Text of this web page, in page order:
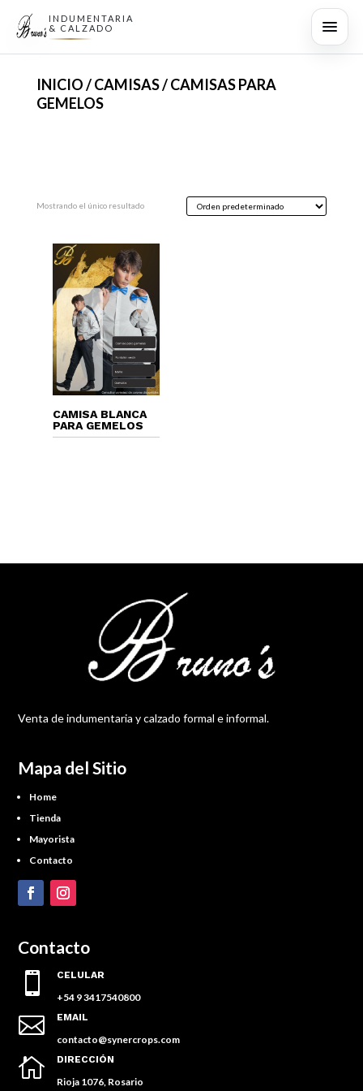
INDUMENTARIA
& CALZADO
INICIO/CAMISAS/ CAMISAS PARA
GEMELOS
Mostrando el único resultado
CAMISA BLANCA
PARA GEMELOS
Venta de indumentaria y calzado formal e informal.
Mapa del Sitio
Home
Tienda
Mayorista
Contacto
Contacto
 CELULAR
+54 9 3417540800
 EMAIL
contacto@synercrops.com
 DIRECCIÓN
Rioja 1076, Rosario